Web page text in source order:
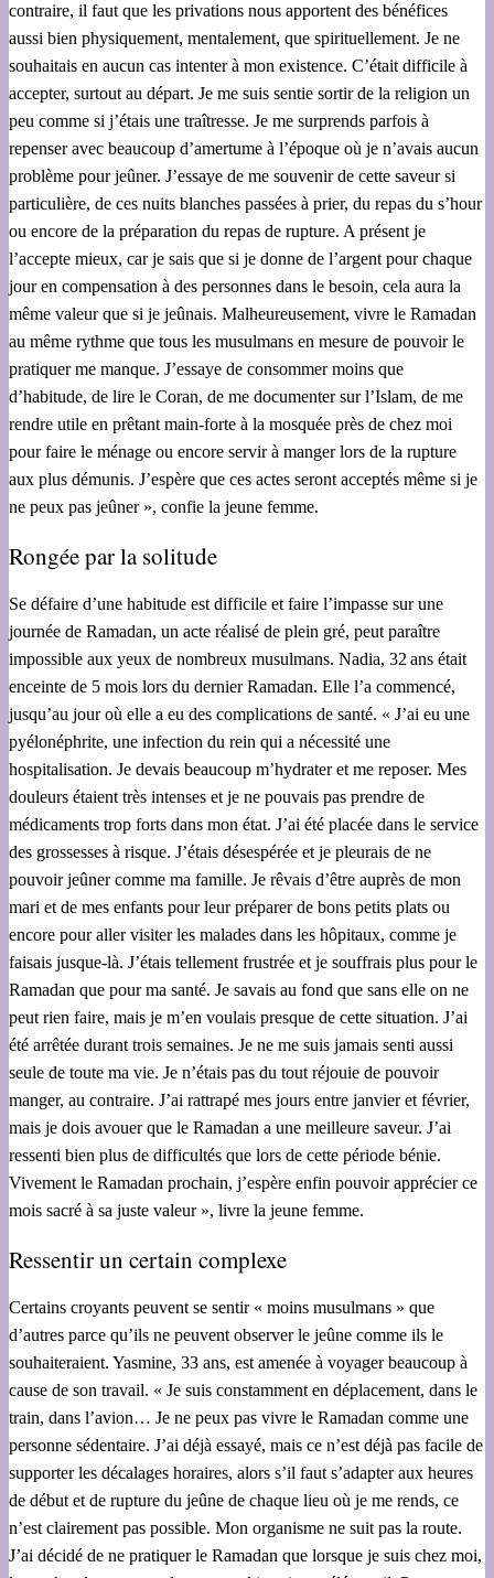
contraire, il faut que les privations nous apportent des bénéfices
aussi bien physiquement, mentalement, que spirituellement. Je ne
souhaitais en aucun cas intenter à mon existence. C’était difficile à
accepter, surtout au départ. Je me suis sentie sortir de la religion un
peu comme si j’étais une traîtresse. Je me surprends parfois à
repenser avec beaucoup d’amertume à l’époque où je n’avais aucun
problème pour jeûner. J’essaye de me souvenir de cette saveur si
particulière, de ces nuits blanches passées à prier, du repas du s’hour
ou encore de la préparation du repas de rupture. A présent je
l’accepte mieux, car je sais que si je donne de l’argent pour chaque
jour en compensation à des personnes dans le besoin, cela aura la
même valeur que si je jeûnais. Malheureusement, vivre le Ramadan
au même rythme que tous les musulmans en mesure de pouvoir le
pratiquer me manque. J’essaye de consommer moins que
d’habitude, de lire le Coran, de me documenter sur l’Islam, de me
rendre utile en prêtant main-forte à la mosquée près de chez moi
pour faire le ménage ou encore servir à manger lors de la rupture
aux plus démunis. J’espère que ces actes seront acceptés même si je
ne peux pas jeûner », confie la jeune femme.
Rongée par la solitude
Se défaire d’une habitude est difficile et faire l’impasse sur une
journée de Ramadan, un acte réalisé de plein gré, peut paraître
impossible aux yeux de nombreux musulmans. Nadia, 32 ans était
enceinte de 5 mois lors du dernier Ramadan. Elle l’a commencé,
jusqu’au jour où elle a eu des complications de santé. « J’ai eu une
pyélonéphrite, une infection du rein qui a nécessité une
hospitalisation. Je devais beaucoup m’hydrater et me reposer. Mes
douleurs étaient très intenses et je ne pouvais pas prendre de
médicaments trop forts dans mon état. J’ai été placée dans le service
des grossesses à risque. J’étais désespérée et je pleurais de ne
pouvoir jeûner comme ma famille. Je rêvais d’être auprès de mon
mari et de mes enfants pour leur préparer de bons petits plats ou
encore pour aller visiter les malades dans les hôpitaux, comme je
faisais jusque-là. J’étais tellement frustrée et je souffrais plus pour le
Ramadan que pour ma santé. Je savais au fond que sans elle on ne
peut rien faire, mais je m’en voulais presque de cette situation. J’ai
été arrêtée durant trois semaines. Je ne me suis jamais senti aussi
seule de toute ma vie. Je n’étais pas du tout réjouie de pouvoir
manger, au contraire. J’ai rattrapé mes jours entre janvier et février,
mais je dois avouer que le Ramadan a une meilleure saveur. J’ai
ressenti bien plus de difficultés que lors de cette période bénie.
Vivement le Ramadan prochain, j’espère enfin pouvoir apprécier ce
mois sacré à sa juste valeur », livre la jeune femme.
Ressentir un certain complexe
Certains croyants peuvent se sentir « moins musulmans » que
d’autres parce qu’ils ne peuvent observer le jeûne comme ils le
souhaiteraient. Yasmine, 33 ans, est amenée à voyager beaucoup à
cause de son travail. « Je suis constamment en déplacement, dans le
train, dans l’avion… Je ne peux pas vivre le Ramadan comme une
personne sédentaire. J’ai déjà essayé, mais ce n’est déjà pas facile de
supporter les décalages horaires, alors s’il faut s’adapter aux heures
de début et de rupture du jeûne de chaque lieu où je me rends, ce
n’est clairement pas possible. Mon organisme ne suit pas la route.
J’ai décidé de ne pratiquer le Ramadan que lorsque je suis chez moi,